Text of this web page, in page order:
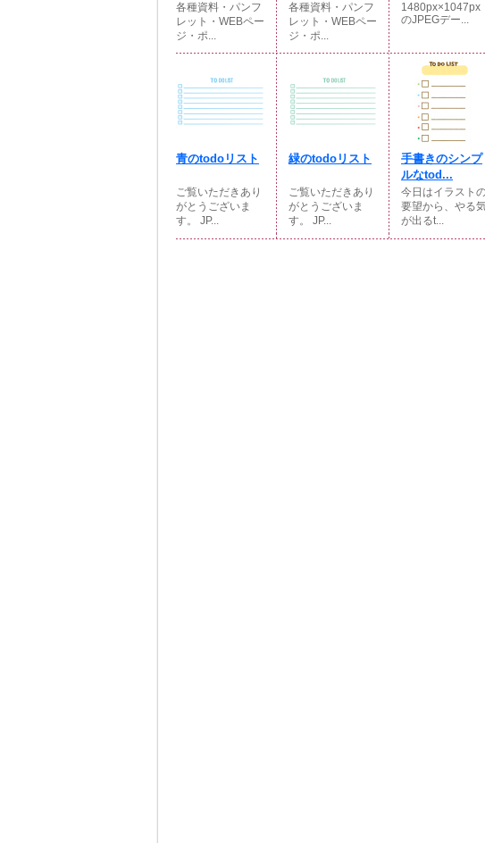
各種資料・パンフ
レット・WEBペー
ジ・ポ...
各種資料・パンフ
レット・WEBペー
ジ・ポ...
1480px×1047px
のJPEGデー...
青のtodoリスト
ご覧いただきあり
がとうございま
す。 JP...
緑のtodoリスト
ご覧いただきあり
がとうございま
す。 JP...
手書きのシンプ
ルなtod...
今日はイラスト
要望から、やる
が出るt...